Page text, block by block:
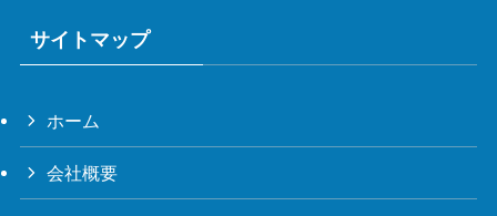
サイトマップ
ホーム
会社概要